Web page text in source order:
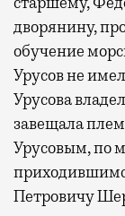
дворянину,
обучение
Урусов не
Урусова
завещала
Урусовым, по
Петровичу